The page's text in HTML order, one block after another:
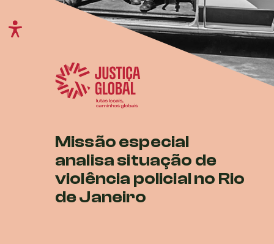
Missão especial
analisa situação de
violência policial no Rio
de Janeiro